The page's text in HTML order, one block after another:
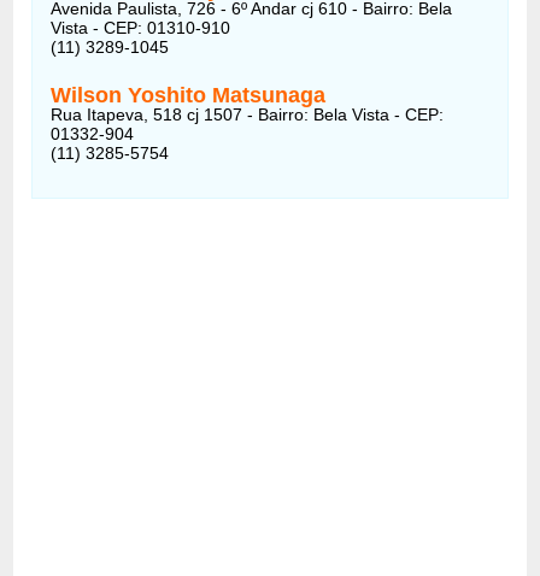
Avenida Paulista, 726 - 6º Andar cj 610 - Bairro: Bela
Vista - CEP: 01310-910
(11) 3289-1045
Wilson Yoshito Matsunaga
Rua Itapeva, 518 cj 1507 - Bairro: Bela Vista - CEP:
01332-904
(11) 3285-5754